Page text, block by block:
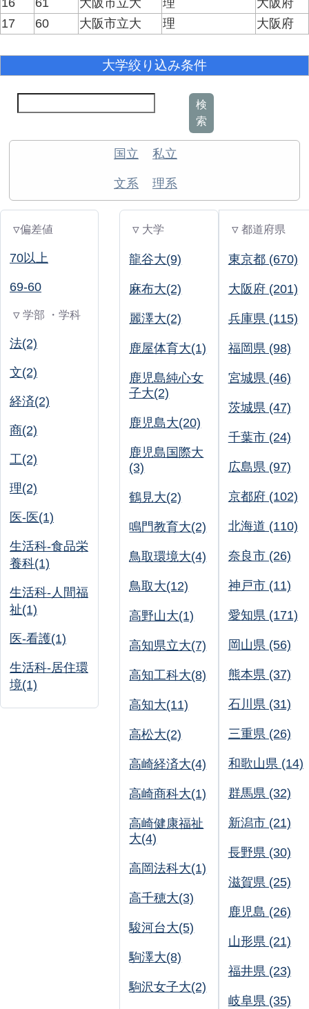
16
61 大阪市立大 理
大阪府
17
60 大阪市立大 理 大阪府
大学絞り込み条件
検
索
国立 私立
文系 理系
▽偏差値
70以上
69-60
▽ 学部 ・学科
法(2)
文(2)
経済(2)
商(2)
工(2)
理(2)
医-医(1)
生活科-食品栄
養科(1)
生活科-人間福
祉(1)
医-看護(1)
生活科-居住環
境(1)
▽ 大学
龍谷大(9)
麻布大(2)
麗澤大(2)
鹿屋体育大(1)
鹿児島純心女
子大(2)
鹿児島大(20)
鹿児島国際大
(3)
鶴見大(2)
鳴門教育大(2)
鳥取環境大(4)
鳥取大(12)
高野山大(1)
高知県立大(7)
高知工科大(8)
高知大(11)
高松大(2)
高崎経済大(4)
高崎商科大(1)
高崎健康福祉
大(4)
高岡法科大(1)
高千穂大(3)
駿河台大(5)
駒澤大(8)
駒沢女子大(2)
▽ 都道府県
東京都 (670)
大阪府 (201)
兵庫県 (115)
福岡県 (98)
宮城県 (46)
茨城県 (47)
千葉市 (24)
広島県 (97)
京都府 (102)
北海道 (110)
奈良市 (26)
神戸市 (11)
愛知県 (171)
岡山県 (56)
熊本県 (37)
石川県 (31)
三重県 (26)
和歌山県 (14)
群馬県 (32)
新潟市 (21)
長野県 (30)
滋賀県 (25)
鹿児島 (26)
山形県 (21)
福井県 (23)
岐阜県 (35)